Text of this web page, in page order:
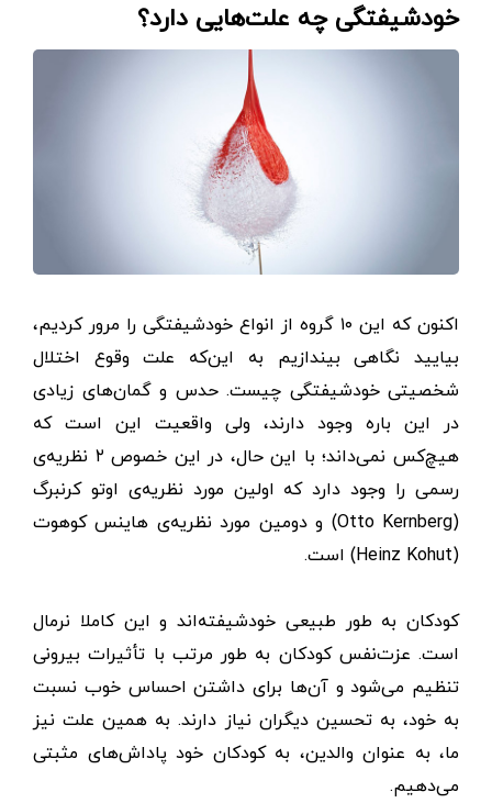
خودشیفتگی چه علت‌هایی دارد؟
اکنون که این ۱۰ گروه از انواع خودشیفتگی را مرور کردیم،
بیایید نگاهی بیندازیم به این‌که علت وقوع اختلال
شخصیتی خودشیفتگی چیست. حدس و گمان‌های زیادی
در این باره وجود دارند، ولی واقعیت این است که
هیچ‌کس نمی‌داند؛ با این حال، در این خصوص ۲ نظریه‌ی
رسمی را وجود دارد که اولین مورد نظریه‌ی اوتو کرنبرگ
(Otto Kernberg) و دومین مورد نظریه‌ی هاینس کوهوت
(Heinz Kohut) است.
کودکان به طور طبیعی خودشیفته‌اند و این کاملا نرمال
است. عزت‌نفس کودکان به طور مرتب با تأثیرات بیرونی
تنظیم می‌شود و آن‌ها برای داشتن احساس خوب نسبت
به خود، به تحسین دیگران نیاز دارند. به همین علت نیز
ما، به عنوان والدین، به کودکان خود پاداش‌های مثبتی
می‌دهیم.